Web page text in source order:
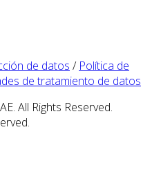
de datos / Política de
de tratamiento de datos
All Rights Reserved.